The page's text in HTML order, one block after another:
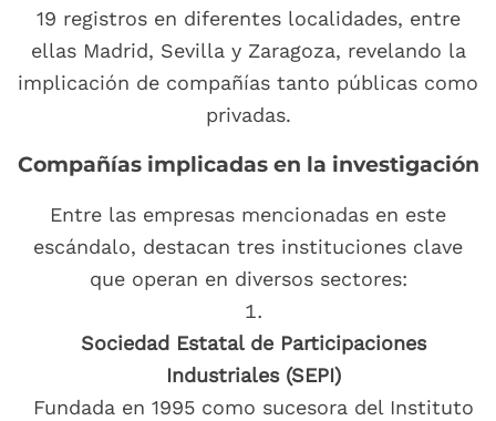
19 registros en diferentes localidades, entre
ellas Madrid, Sevilla y Zaragoza, revelando la
implicación de compañías tanto públicas como
privadas.
Compañías implicadas en la investigación
Entre las empresas mencionadas en este
escándalo, destacan tres instituciones clave
que operan en diversos sectores:
Sociedad Estatal de Participaciones
Industriales (SEPI)
Fundada en 1995 como sucesora del Instituto